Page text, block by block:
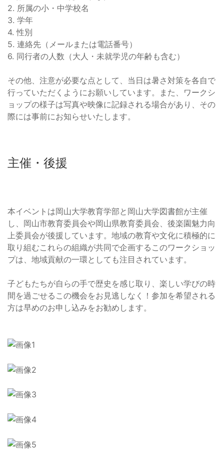
2. 所属の小・中学校名
3. 学年
4. 性別
5. 連絡先（メールまたは電話番号）
6. 同行者の人数（大人・未就学児の年齢も含む）
その他、注意が必要な点として、当日は暑さ対策を各自で
行っていただくようにお願いしています。また、ワークシ
ョップの様子は写真や映像に記録される場合があり、その
際には事前にお知らせいたします。
主催・後援
本イベントは岡山大学教育学部と岡山大学図書館が主催
し、岡山市教育委員会や岡山県教育委員会、後楽園魅力向
上委員会が後援しています。地域の教育や文化に積極的に
取り組むこれらの組織が共同で企画するこのワークショッ
プは、地域貢献の一環としても注目されています。
子どもたちが自らの手で歴史を感じ取り、楽しい学びの時
間を過ごせるこの機会をお見逃しなく！参加を希望される
方は早めのお申し込みをお勧めします。